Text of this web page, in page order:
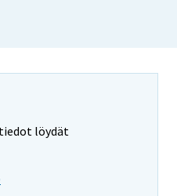
löydät